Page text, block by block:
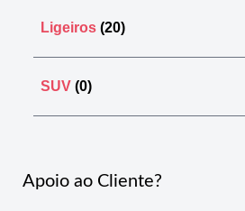
Ligeiros (20)
SUV (0)
Apoio ao Cliente?